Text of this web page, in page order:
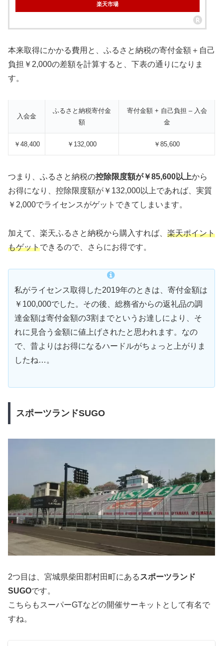
楽天市場
本来取得にかかる費用と、ふるさと納税の寄付金額＋自己
負担￥2,000の差額を計算すると、下表の通りになりま
す。
入会金
ふるさと納税寄付金
額
寄付金額 + 自己負担 – 入会
金
￥48,400 ￥132,000 ￥85,600
つまり、ふるさと納税の控除限度額が￥85,600以上から
お得になり、控除限度額が￥132,000以上であれば、実質
￥2,000でライセンスがゲットできてしまいます。
加えて、楽天ふるさと納税から購入すれば、 楽天ポイント
もゲットできるので、さらにお得です。
私がライセンス取得した2019年のときは、寄付金額は
￥100,000でした。その後、総務省からの返礼品の調
達金額は寄付金額の3割までというお達しにより、そ
れに見合う金額に値上げされたと思われます。なの
で、昔よりはお得になるハードルがちょっと上がりま
したね…。
スポーツランドSUGO
2つ目は、宮城県柴田郡村田町にある スポーツランド
SUGOです。
こちらもスーパーGTなどの開催サーキットとして有名で
すね。